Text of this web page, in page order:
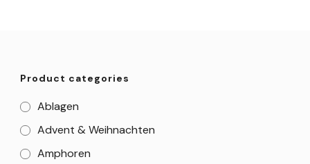
Product categories
Ablagen
Advent & Weihnachten
Amphoren